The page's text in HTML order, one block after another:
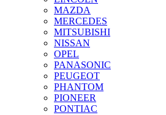
MAZDA
MERCEDES
MITSUBISHI
NISSAN
OPEL
PANASONIC
PEUGEOT
PHANTOM
PIONEER
PONTIAC